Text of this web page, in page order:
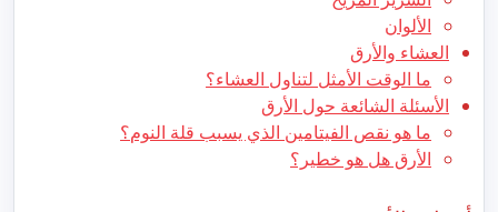
الألوان
العشاء والأرق
ما الوقت الأمثل لتناول العشاء؟
الأسئلة الشائعة حول الأرق
ما هو نقص الفيتامين الذي يسبب قلة النوم؟
الأرق هل هو خطير؟